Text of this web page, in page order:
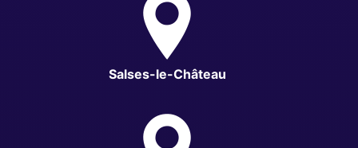
Salses-le-Château